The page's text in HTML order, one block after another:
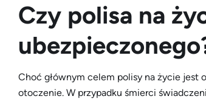
Czy polisa na
Choć głównym celem polisy na życie jest
otoczenie. W przypadku śmierci